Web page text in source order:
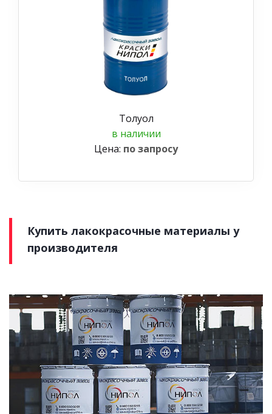
Толуол
в наличии
Цена: по запросу
Купить лакокрасочные материалы у
производителя